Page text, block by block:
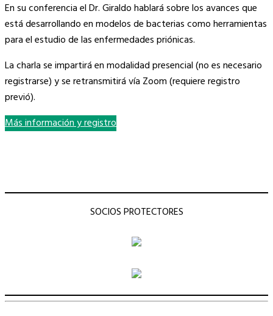
En su conferencia el Dr. Giraldo hablará sobre los avances que
está desarrollando en modelos de bacterias como herramientas
para el estudio de las enfermedades priónicas.
La charla se impartirá en modalidad presencial (no es necesario
registrarse) y se retransmitirá vía Zoom (requiere registro
previó).
Más información y registro
SOCIOS PROTECTORES